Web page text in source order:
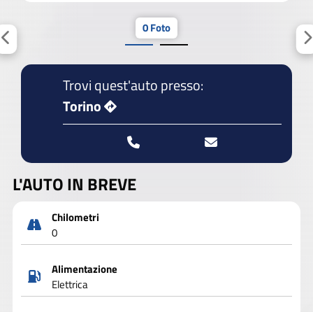
0 Foto
Trovi quest'auto presso:
Torino
L'AUTO IN BREVE
Chilometri
0
Alimentazione
Elettrica